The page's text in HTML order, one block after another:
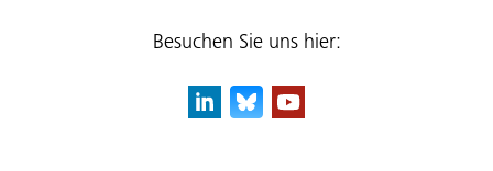
Besuchen Sie uns hier: